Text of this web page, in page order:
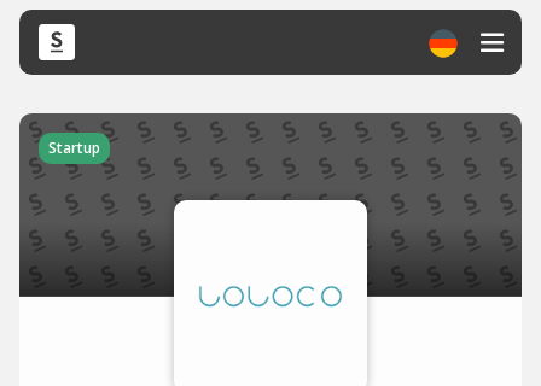
Startup